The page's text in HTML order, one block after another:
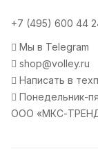
+7 (495) 600 44
Мы в Telegram
shop@volley.ru
Написать в
Понедельник-
ООО «МКС-